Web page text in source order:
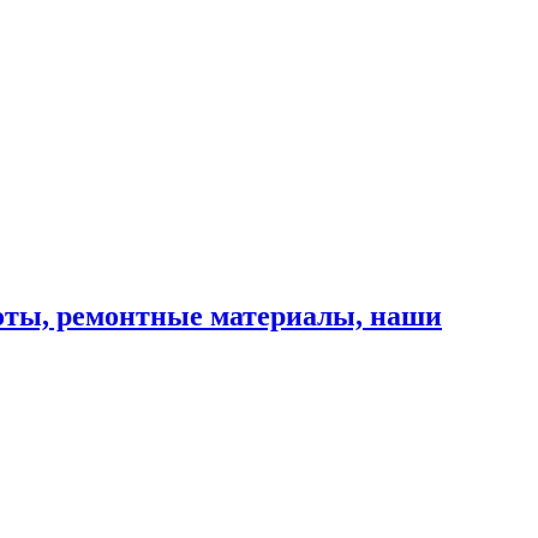
ремонтные материалы, наши